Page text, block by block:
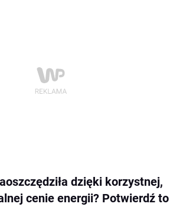
dzięki korzystnej,
cenie energii? Potwierdź to